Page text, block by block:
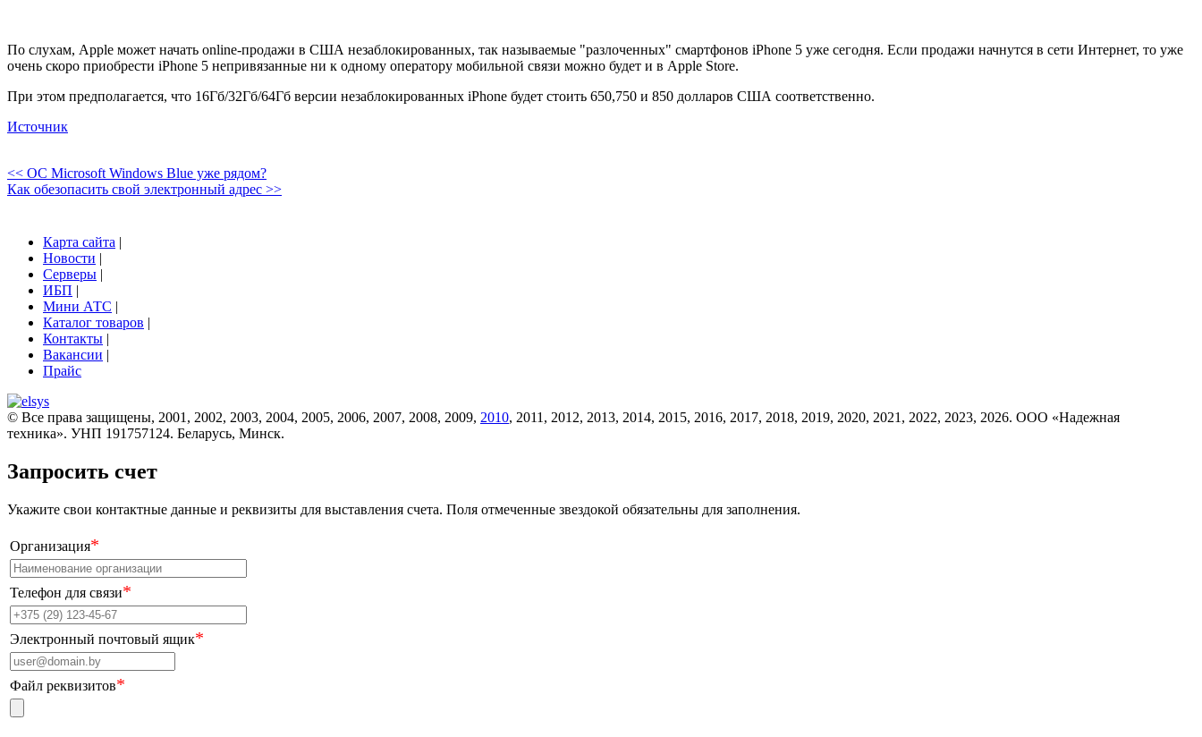
По слухам, Apple может начать online-продажи в США незаблокированных, так называемые "разлоченных" смартфонов iPhone 5 уже сегодня. Если продажи начнутся в сети Интернет, то уже
очень скоро приобрести iPhone 5 непривязанные ни к одному оператору мобильной связи можно будет и в Apple Store.
При этом предполагается, что 16Гб/32Гб/64Гб версии незаблокированных iPhone будет стоить 650,750 и 850 долларов США соответственно.
Источник
<< ОС Microsoft Windows Blue уже рядом?
Как обезопасить свой электронный адрес >>
Карта сайта |
Новости |
Серверы |
ИБП |
Мини АТС |
Каталог товаров |
Контакты |
Вакансии |
Прайс
© Все права защищены, 2001, 2002, 2003, 2004, 2005, 2006, 2007, 2008, 2009, 2010, 2011, 2012, 2013, 2014, 2015, 2016, 2017, 2018, 2019, 2020, 2021, 2022, 2023, 2026. ООО «Надежная
техника». УНП 191757124. Беларусь, Минск.
Запросить счет
Укажите свои контактные данные и реквизиты для выставления счета. Поля отмеченные звездокой обязательны для заполнения.
Организация*
Телефон для связи*
Электронный почтовый ящик*
Файл реквизитов*